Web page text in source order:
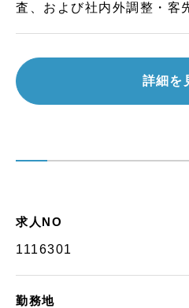
査、および社内外調整・客
詳細を
求人NO
1116301
勤務地